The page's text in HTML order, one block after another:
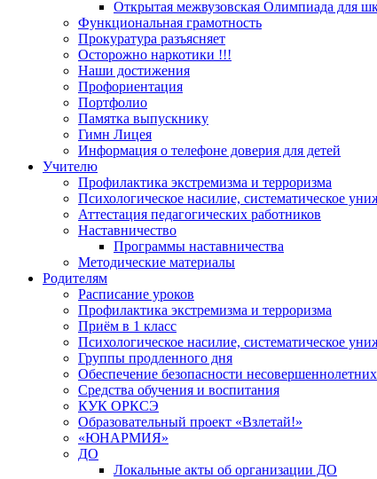
Открытая межвузовская Олимпиада для
Функциональная грамотность
Прокуратура разъясняет
Осторожно наркотики !!!
Наши достижения
Профориентация
Портфолио
Памятка выпускнику
Гимн Лицея
Информация о телефоне доверия для детей
Учителю
Профилактика экстремизма и терроризма
Психологическое насилие, систематическое
Аттестация педагогических работников
Наставничество
Программы наставничества
Методические материалы
Родителям
Расписание уроков
Профилактика экстремизма и терроризма
Приём в 1 класс
Психологическое насилие, систематическое
Группы продленного дня
Обеспечение безопасности
Средства обучения и воспитания
КУК ОРКСЭ
Образовательный проект «Взлетай!»
«ЮНАРМИЯ»
ДО
Локальные акты об организации ДО